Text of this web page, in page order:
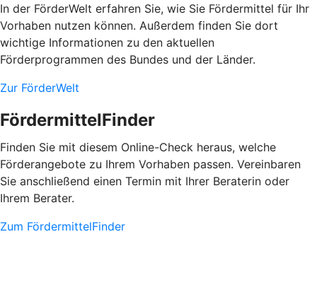
In der FörderWelt erfahren Sie, wie Sie Fördermittel für Ihr
Vorhaben nutzen können. Außerdem finden Sie dort
wichtige Informationen zu den aktuellen
Förderprogrammen des Bundes und der Länder.
Zur FörderWelt
FördermittelFinder
Finden Sie mit diesem Online-Check heraus, welche
Förderangebote zu Ihrem Vorhaben passen. Vereinbaren
Sie anschließend einen Termin mit Ihrer Beraterin oder
Ihrem Berater.
Zum FördermittelFinder